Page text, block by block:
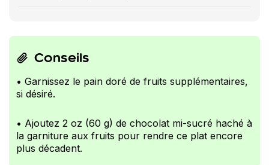
Conseils
• Garnissez le pain doré de fruits supplémentaires,
si désiré.
• Ajoutez 2 oz (60 g) de chocolat mi-sucré haché à
la garniture aux fruits pour rendre ce plat encore
plus décadent.